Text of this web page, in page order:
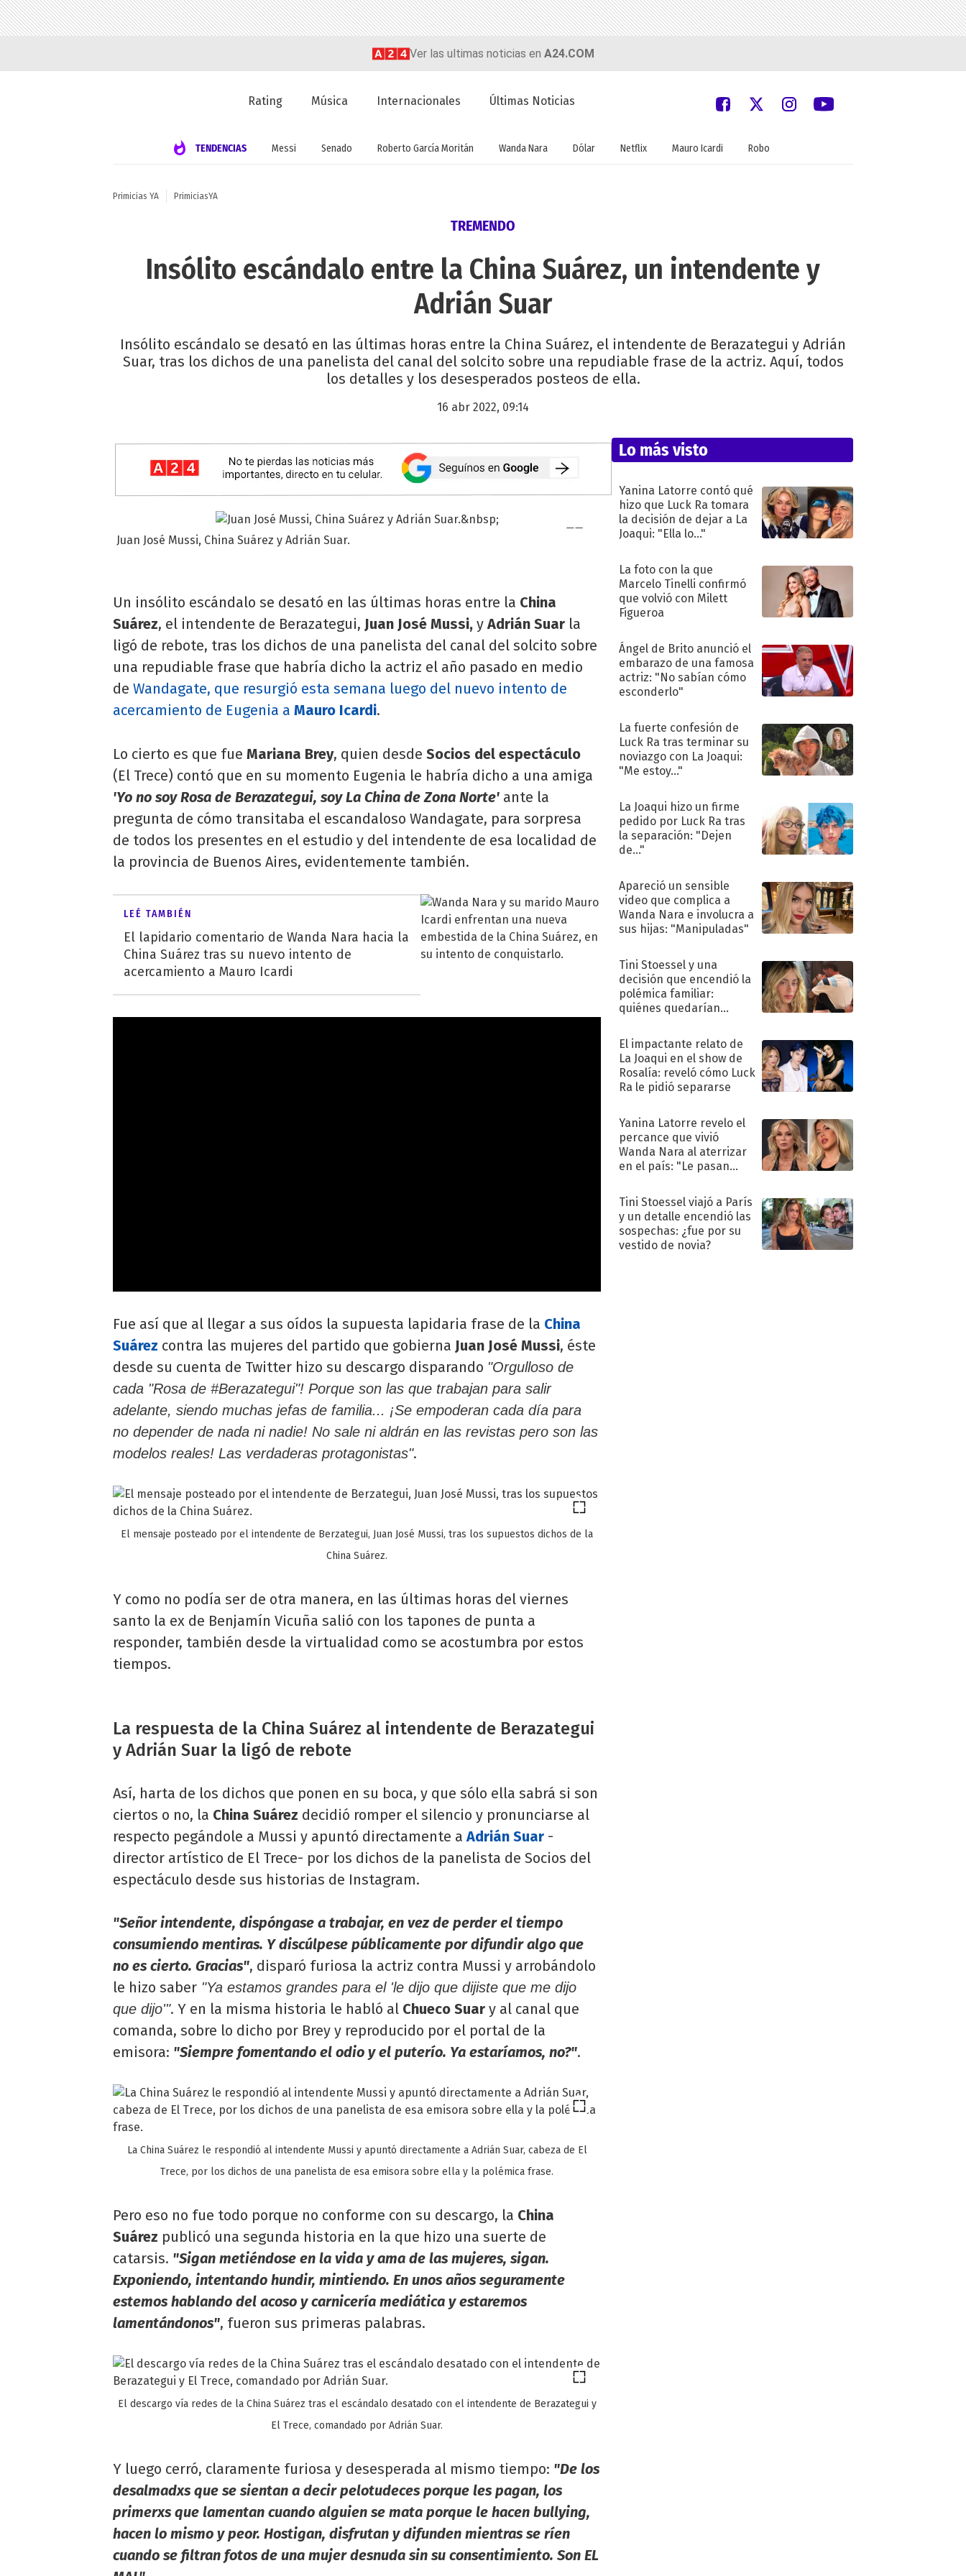
Ver las ultimas noticias en A24.COM
Rating Música Internacionales Últimas Noticias
TENDENCIAS Messi Senado Roberto García Moritán Wanda Nara Dólar Netflix Mauro Icardi Robo
Primicias YA PrimiciasYA
TREMENDO
Insólito escándalo entre la China Suárez, un intendente y
Adrián Suar
Insólito escándalo se desató en las últimas horas entre la China Suárez, el intendente de Berazategui y Adrián
Suar, tras los dichos de una panelista del canal del solcito sobre una repudiable frase de la actriz. Aquí, todos
los detalles y los desesperados posteos de ella.
16 abr 2022, 09:14
Juan José Mussi, China Suárez y Adrián Suar.
Un insólito escándalo se desató en las últimas horas entre la China
Suárez, el intendente de Berazategui, Juan José Mussi, yAdrián Suar la
ligó de rebote, tras los dichos de una panelista del canal del solcito sobre
una repudiable frase que habría dicho la actriz el año pasado en medio
de Wandagate, que resurgió esta semana luego del nuevo intento de
acercamiento de Eugenia a Mauro Icardi.
Lo cierto es que fue Mariana Brey, quien desde Socios del espectáculo
(El Trece) contó que en su momento Eugenia le habría dicho a una amiga
'Yo no soy Rosa de Berazategui, soy La China de Zona Norte' ante la
pregunta de cómo transitaba el escandaloso Wandagate, para sorpresa
de todos los presentes en el estudio y del intendente de esa localidad de
la provincia de Buenos Aires, evidentemente también.
LEÉ TAMBIÉN
El lapidario comentario de Wanda Nara hacia la
China Suárez tras su nuevo intento de
acercamiento a Mauro Icardi
Fue así que al llegar a sus oídos la supuesta lapidaria frase de la China
Suárez contra las mujeres del partido que gobierna Juan José Mussi, éste
desde su cuenta de Twitter hizo su descargo disparando "Orgulloso de
cada "Rosa de #Berazategui"! Porque son las que trabajan para salir
adelante, siendo muchas jefas de familia... ¡Se empoderan cada día para
no depender de nada ni nadie! No sale ni aldrán en las revistas pero son las
modelos reales! Las verdaderas protagonistas".
El mensaje posteado por el intendente de Berzategui, Juan José Mussi, tras los supuestos dichos de la
China Suárez.
Y como no podía ser de otra manera, en las últimas horas del viernes
santo la ex de Benjamín Vicuña salió con los tapones de punta a
responder, también desde la virtualidad como se acostumbra por estos
tiempos.
La respuesta de la China Suárez al intendente de Berazategui
y Adrián Suar la ligó de rebote
Así, harta de los dichos que ponen en su boca, y que sólo ella sabrá si son
ciertos o no, la China Suárez decidió romper el silencio y pronunciarse al
respecto pegándole a Mussi y apuntó directamente a Adrián Suar -
director artístico de El Trece- por los dichos de la panelista de Socios del
espectáculo desde sus historias de Instagram.
"Señor intendente, dispóngase a trabajar, en vez de perder el tiempo
consumiendo mentiras. Y discúlpese públicamente por difundir algo que
no es cierto. Gracias", disparó furiosa la actriz contra Mussi y arrobándolo
le hizo saber "Ya estamos grandes para el 'le dijo que dijiste que me dijo
que dijo'". Y en la misma historia le habló al Chueco Suar y al canal que
comanda, sobre lo dicho por Brey y reproducido por el portal de la
emisora: "Siempre fomentando el odio y el puterío. Ya estaríamos, no?".
La China Suárez le respondió al intendente Mussi y apuntó directamente a Adrián Suar, cabeza de El
Trece, por los dichos de una panelista de esa emisora sobre ella y la polémica frase.
Pero eso no fue todo porque no conforme con su descargo, la China
Suárez publicó una segunda historia en la que hizo una suerte de
catarsis. "Sigan metiéndose en la vida y ama de las mujeres, sigan.
Exponiendo, intentando hundir, mintiendo. En unos años seguramente
estemos hablando del acoso y carnicería mediática y estaremos
lamentándonos", fueron sus primeras palabras.
El descargo vía redes de la China Suárez tras el escándalo desatado con el intendente de Berazategui y
El Trece, comandado por Adrián Suar.
Y luego cerró, claramente furiosa y desesperada al mismo tiempo: "De los
desalmadxs que se sientan a decir pelotudeces porque les pagan, los
primerxs que lamentan cuando alguien se mata porque le hacen bullying,
hacen lo mismo y peor. Hostigan, disfrutan y difunden mientras se ríen
cuando se filtran fotos de una mujer desnuda sin su consentimiento. Son EL
Lo más visto
Yanina Latorre contó qué
hizo que Luck Ra tomara
la decisión de dejar a La
Joaqui: "Ella lo..."
La foto con la que
Marcelo Tinelli confirmó
que volvió con Milett
Figueroa
Ángel de Brito anunció el
embarazo de una famosa
actriz: "No sabían cómo
esconderlo"
La fuerte confesión de
Luck Ra tras terminar su
noviazgo con La Joaqui:
"Me estoy..."
La Joaqui hizo un firme
pedido por Luck Ra tras
la separación: "Dejen
de..."
Apareció un sensible
video que complica a
Wanda Nara e involucra a
sus hijas: "Manipuladas"
Tini Stoessel y una
decisión que encendió la
polémica familiar:
quiénes quedarían
El impactante relato de
La Joaqui en el show de
Rosalía: reveló cómo Luck
Ra le pidió separarse
Yanina Latorre revelo el
percance que vivió
Wanda Nara al aterrizar
en el país: "Le pasan
Tini Stoessel viajó a París
y un detalle encendió las
sospechas: ¿fue por su
vestido de novia?